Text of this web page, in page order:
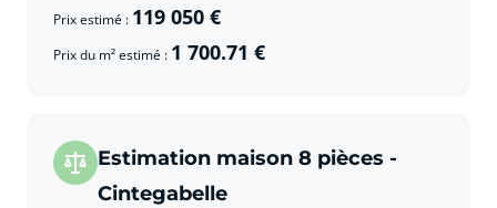
Prix estimé : 119 050 €
Prix du m² estimé : 1 700.71 €
Estimation maison 8 pièces -
Cintegabelle